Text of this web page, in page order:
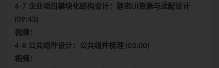
4-7 企业项目模块化结构设计：静态UI资源与适配设计
(09:43)
视频：
4-8 公共组件设计：公共组件梳理 (03:00)
视频：